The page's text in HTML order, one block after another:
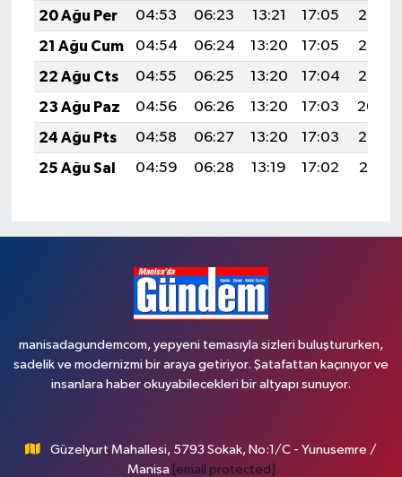
20 Ağu Per
04:53 06:23 13:21 17:05
20:08
21 Ağu Cum
04:54 06:24 13:20 17:05
20:07
22 Ağu Cts
04:55 06:25 13:20 17:04
20:05
23 Ağu Paz
04:56 06:26 13:20 17:03
20:04
24 Ağu Pts
04:58 06:27 13:20 17:03
20:03
25 Ağu Sal
04:59 06:28 13:19 17:02 20:01
manisadagundemcom, yepyeni temasıyla sizleri buluştururken,
sadelik ve modernizmi bir araya getiriyor. Şatafattan kaçınıyor ve
insanlara haber okuyabilecekleri bir altyapı sunuyor.
Güzelyurt Mahallesi, 5793 Sokak, No:1/C - Yunusemre /
Manisa [email protected]